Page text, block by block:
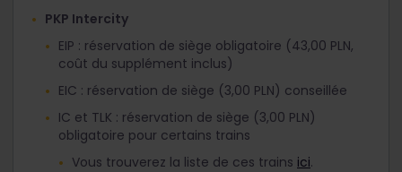
PKP Intercity
EIP : réservation de siège obligatoire (43,00 PLN,
coût du supplément inclus)
EIC : réservation de siège (3,00 PLN) conseillée
IC et TLK : réservation de siège (3,00 PLN)
obligatoire pour certains trains
Vous trouverez la liste de ces trains ici.